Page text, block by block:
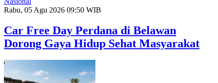
Rabu, 05 Agu 2026 09:50 WIB
Car Free Day Perdana di Belawan
Dorong Gaya Hidup Sehat Masyarakat